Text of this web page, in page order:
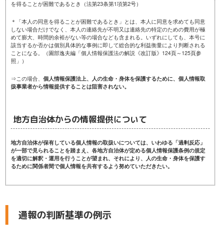
を得ることが困難であるとき（法第23条第1項第2号）
＊「本人の同意を得ることが困難であるとき」とは、本人に同意を求めても同意
しない場合だけでなく、本人の連絡先が不明又は連絡先の特定のための費用が極
めて膨大、時間的余裕がない等の場合なども含まれる。いずれにしても、本号に
該当するか否かは個別具体的な事例に即して総合的な利益衡量により判断される
ことになる。（園部逸夫編「個人情報保護法の解説《改訂版》124頁～125頁参
照」）
⇒この場合、 個人情報保護法上、人の生命・身体を保護するために、個人情報取
扱事業者から情報提供することは阻害されない。
地方自治体からの情報提供について
地方自治体が保有している個人情報の取扱いについては、いわゆる「過剰反応」
が一部で見られることを踏まえ、各地方自治体が定める個人情報保護条例の規定
を適切に解釈・運用を行うことが望まれ、それにより、人の生命・身体を保護す
るために関係者間で個人情報を共有するよう努めていただきたい。
通報の判断基準の例示